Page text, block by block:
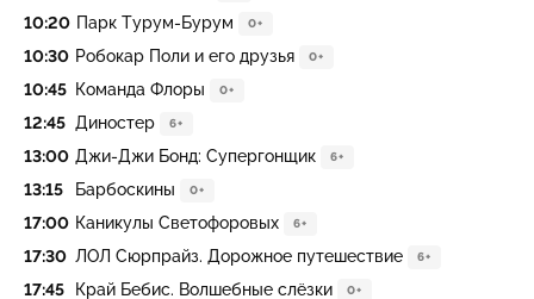
10:20 Парк Турум-Бурум 0+
10:30 Робокар Поли и его друзья 0+
10:45 Команда Флоры 0+
12:45 Диностер 6+
13:00 Джи-Джи Бонд: Супергонщик 6+
13:15 Барбоскины 0+
17:00 Каникулы Светофоровых 6+
17:30 ЛОЛ Сюрпрайз. Дорожное путешествие 6+
17:45 Край Бебис. Волшебные слёзки 0+